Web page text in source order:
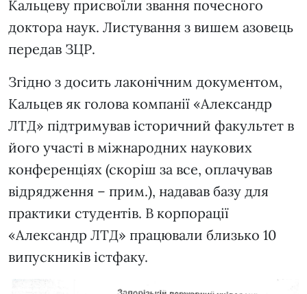
Кальцеву присвоїли звання почесного
доктора наук. Листування з вишем азовець
передав ЗЦР.
Згідно з досить лаконічним документом,
Кальцев як голова компанії «Александр
ЛТД» підтримував історичний факультет в
його участі в міжнародних наукових
конференціях (скоріш за все, оплачував
відрядження – прим.), надавав базу для
практики студентів. В корпорації
«Александр ЛТД» працювали близько 10
випускників істфаку.